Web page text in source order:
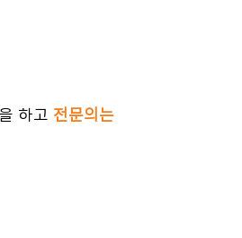
하고 전문의는